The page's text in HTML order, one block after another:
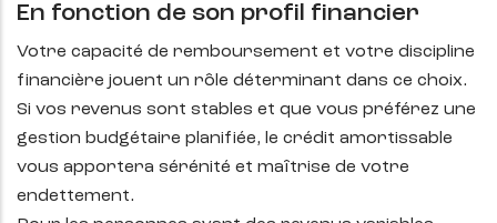
En fonction de son profil financier
Votre capacité de remboursement et votre discipline
financière jouent un rôle déterminant dans ce choix.
Si vos revenus sont stables et que vous préférez une
gestion budgétaire planifiée, le crédit amortissable
vous apportera sérénité et maîtrise de votre
endettement.